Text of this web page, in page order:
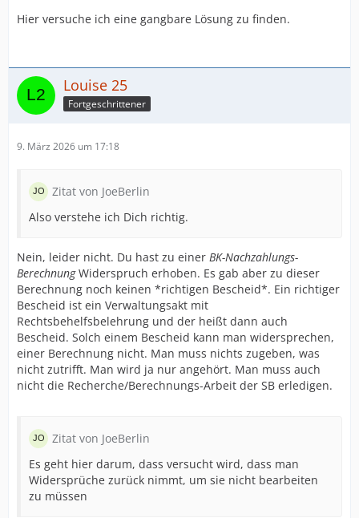
Hier versuche ich eine gangbare Lösung zu finden.
Louise 25
Fortgeschrittener
9. März 2026 um 17:18
Zitat von JoeBerlin
Also verstehe ich Dich richtig.
Nein, leider nicht. Du hast zu einer BK-Nachzahlungs-
BerechnungWiderspruch erhoben. Es gab aber zu dieser
Berechnung noch keinen *richtigen Bescheid*. Ein richtiger
Bescheid ist ein Verwaltungsakt mit
Rechtsbehelfsbelehrung und der heißt dann auch
Bescheid. Solch einem Bescheid kann man widersprechen,
einer Berechnung nicht. Man muss nichts zugeben, was
nicht zutrifft. Man wird ja nur angehört. Man muss auch
nicht die Recherche/Berechnungs-Arbeit der SB erledigen.
Zitat von JoeBerlin
Es geht hier darum, dass versucht wird, dass man
Widersprüche zurück nimmt, um sie nicht bearbeiten
zu müssen